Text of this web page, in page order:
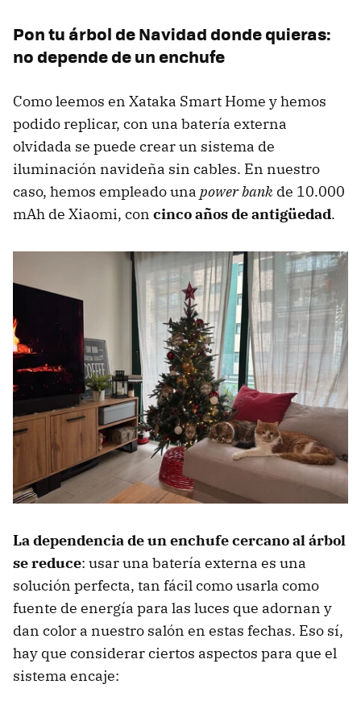
Pon tu árbol de Navidad donde quieras:
no depende de un enchufe
Como leemos en Xataka Smart Home y hemos
podido replicar, con una batería externa
olvidada se puede crear un sistema de
iluminación navideña sin cables. En nuestro
caso, hemos empleado una power bank de 10.000
mAh de Xiaomi, con cinco años de antigüedad.
La dependencia de un enchufe cercano al árbol
se reduce: usar una batería externa es una
solución perfecta, tan fácil como usarla como
fuente de energía para las luces que adornan y
dan color a nuestro salón en estas fechas. Eso sí,
hay que considerar ciertos aspectos para que el
sistema encaje: